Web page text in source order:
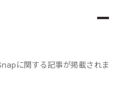
に関する記事が掲載されま